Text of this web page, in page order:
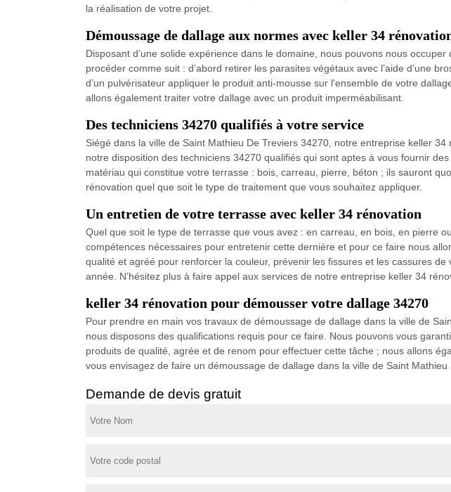
la réalisation de votre projet.
Démoussage de dallage aux normes avec keller 34
Disposant d’une solide expérience dans le domaine, nous pouvons nous
procéder comme suit : d’abord retirer les parasites végétaux avec l’aide d’une
d’un pulvérisateur appliquer le produit anti-mousse sur l'ensemble de votre
allons également traiter votre dallage avec un produit imperméabilisant.
Des techniciens 34270 qualifiés à votre service
Siégé dans la ville de Saint Mathieu De Treviers 34270, notre entreprise keller
notre disposition des techniciens 34270 qualifiés qui sont aptes à vous fournir
matériau qui constitue votre terrasse : bois, carreau, pierre, béton ; ils sauront
rénovation quel que soit le type de traitement que vous souhaitez appliquer.
Un entretien de votre terrasse avec keller 34 rénovation
Quel que soit le type de terrasse que vous avez : en carreau, en bois, en pierre
compétences nécessaires pour entretenir cette dernière et pour ce faire nous
qualité et agréé pour renforcer la couleur, prévenir les fissures et les cassures
année. N’hésitez plus à faire appel aux services de notre entreprise keller 34
keller 34 rénovation pour démousser votre dallage 34270
Pour prendre en main vos travaux de démoussage de dallage dans la ville de
nous disposons des qualifications requis pour ce faire. Nous pouvons vous
produits de qualité, agrée et de renom pour effectuer cette tâche ; nous allons
vous envisagez de faire un démoussage de dallage dans la ville de Saint
Demande de devis gratuit